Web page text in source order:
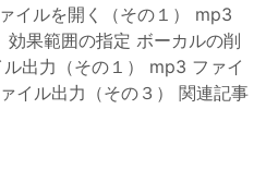
イルを開く（その１） mp3
効果範囲の指定 ボーカルの削
出力（その１） mp3 ファイ
イル出力（その３） 関連記事